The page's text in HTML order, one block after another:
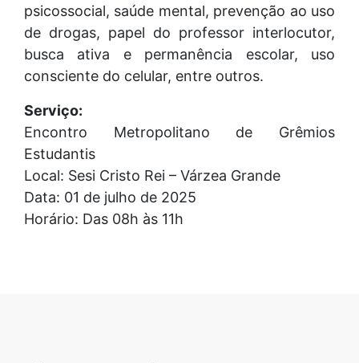
psicossocial, saúde mental, prevenção ao uso
de drogas, papel do professor interlocutor,
busca ativa e permanência escolar, uso
consciente do celular, entre outros.
Serviço:
Encontro Metropolitano de Grêmios
Estudantis
Local: Sesi Cristo Rei – Várzea Grande
Data: 01 de julho de 2025
Horário: Das 08h às 11h